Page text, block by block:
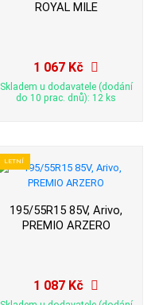
ROYAL MILE
1 067 Kč
Skladem u dodavatele (dodání
do 10 prac. dnů): 12 ks
LETNÍ
195/55R15 85V, Arivo,
PREMIO ARZERO
1 087 Kč